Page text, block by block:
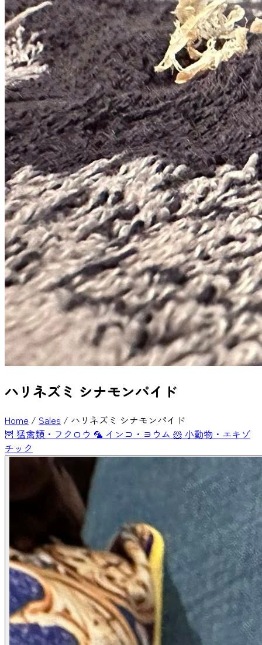
ハリネズミ シナモンパイド
Home / Sales / ハリネズミ シナモンパイド
🦉 猛禽類・フクロウ 🦜 インコ・ヨウム 🐹 小動物・エキゾ
チック